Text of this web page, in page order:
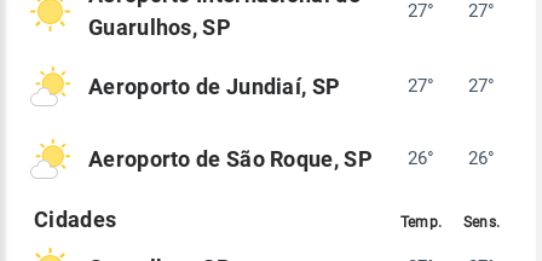
Guarulhos, SP
27° 27°
Aeroporto de Jundiaí, SP 27° 27°
Aeroporto de São Roque, SP 26° 26°